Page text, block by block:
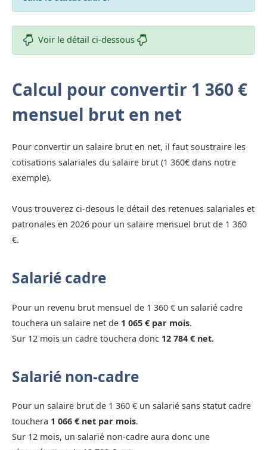
Voir le détail ci-dessous
Calcul pour convertir 1 360 €
mensuel brut en net
Pour convertir un salaire brut en net, il faut soustraire les
cotisations salariales du salaire brut (1 360€ dans notre
exemple).
Vous trouverez ci-desous le détail des retenues salariales et
patronales en 2026 pour un salaire mensuel brut de 1 360
€.
Salarié cadre
Pour un revenu brut mensuel de 1 360 € un salarié cadre
touchera un salaire net de 1 065 € par mois.
Sur 12 mois un cadre touchera donc 12 784 € net.
Salarié non-cadre
Pour un salaire brut de 1 360 € un salarié sans statut cadre
touchera 1 066 € net par mois.
Sur 12 mois, un salarié non-cadre aura donc une